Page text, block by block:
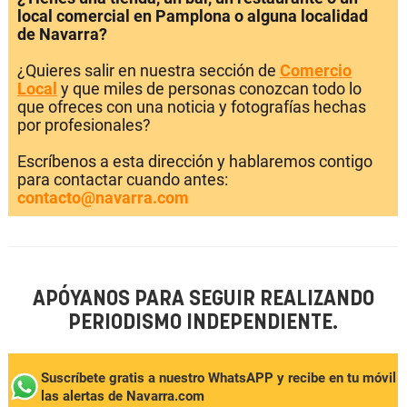
local comercial en Pamplona o alguna localidad
de Navarra?
¿Quieres salir en nuestra sección de Comercio
Local y que miles de personas conozcan todo lo
que ofreces con una noticia y fotografías hechas
por profesionales?
Escríbenos a esta dirección y hablaremos contigo
para contactar cuando antes:
contacto@navarra.com
APÓYANOS PARA SEGUIR REALIZANDO
PERIODISMO INDEPENDIENTE.
Suscríbete gratis a nuestro WhatsAPP y recibe en tu móvil
las alertas de Navarra.com